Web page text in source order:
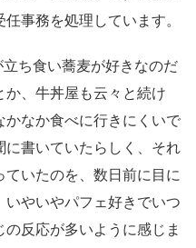
事務を処理しています。
ち食い蕎麦が好きなのだ
か、牛丼屋も云々と続け
かなか食べに行きにくいで
に書いていたらしく、それ
いたのを、数日前に目に
いやいやパフェ好きでいつ
反応が多いように感じま